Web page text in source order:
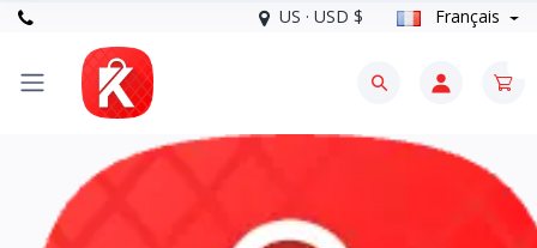
US · USD $ Français